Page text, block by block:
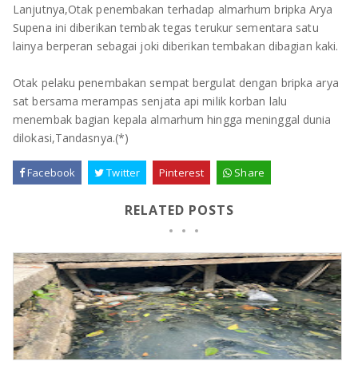
Lanjutnya,Otak penembakan terhadap almarhum bripka Arya
Supena ini diberikan tembak tegas terukur sementara satu
lainya berperan sebagai joki diberikan tembakan dibagian kaki.
Otak pelaku penembakan sempat bergulat dengan bripka arya
sat bersama merampas senjata api milik korban lalu
menembak bagian kepala almarhum hingga meninggal dunia
dilokasi,Tandasnya.(*)
Facebook Twitter Pinterest Share
RELATED POSTS